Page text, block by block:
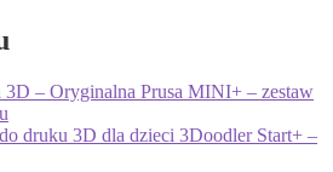
3D – Oryginalna Prusa MINI+ – zestaw
druku 3D dla dzieci 3Doodler Start+ –